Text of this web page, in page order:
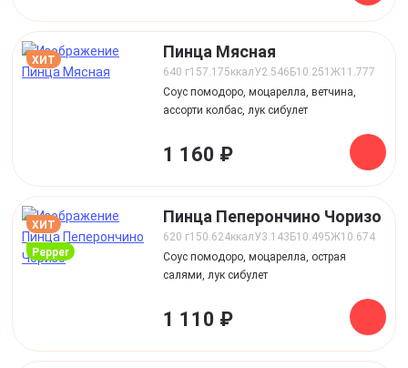
ХИТ Пинца Мясная
640 г ккал
157.175 У2.546 Б10.251 Ж11.777
Соус помодоро, моцарелла, ветчина,
ассорти колбас, лук сибулет
1 160 ₽
ХИТ
pepper
Пинца Пеперончино Чоризо
620 г ккал
150.624 У3.143 Б10.495Ж10.674
Соус помодоро, моцарелла, острая
салями, лук сибулет
1 110 ₽